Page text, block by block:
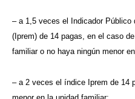
– a 1,5 veces el Indicador
(Iprem) de 14 pagas, en el caso
familiar o no haya ningún menor
– a 2 veces el índice Iprem de 14